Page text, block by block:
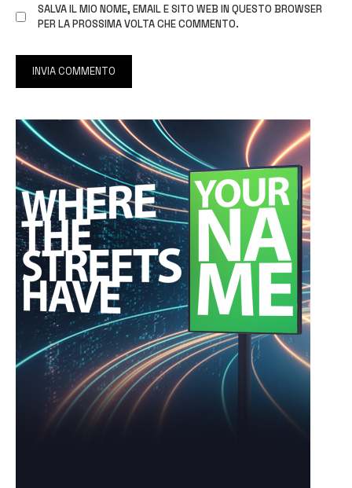
SALVA IL MIO NOME, EMAIL E SITO WEB IN QUESTO BROWSER
PER LA PROSSIMA VOLTA CHE COMMENTO.